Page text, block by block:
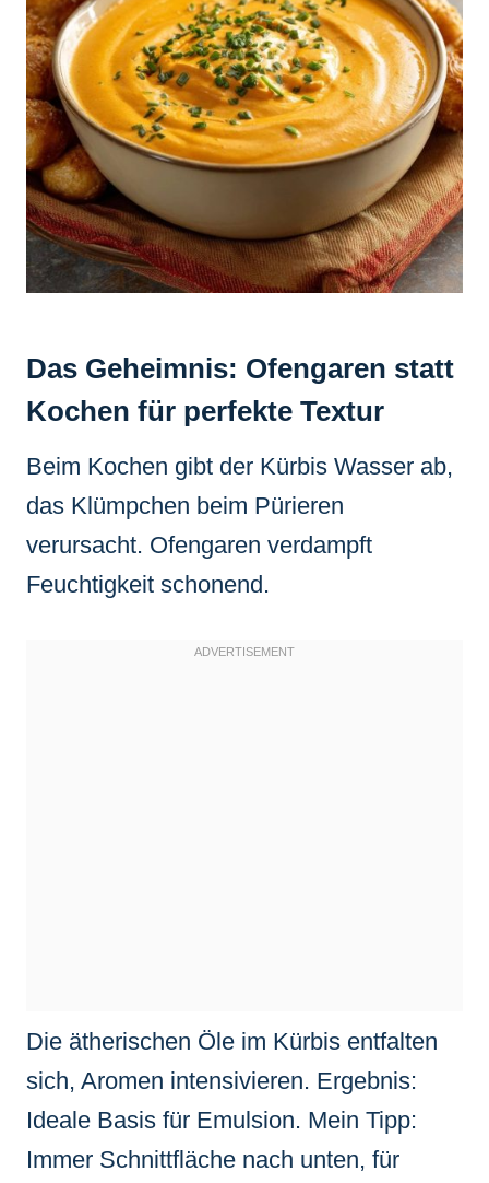
Das Geheimnis: Ofengaren statt
Kochen für perfekte Textur
Beim Kochen gibt der Kürbis Wasser ab,
das Klümpchen beim Pürieren
verursacht. Ofengaren verdampft
Feuchtigkeit schonend.
Die ätherischen Öle im Kürbis entfalten
sich, Aromen intensivieren. Ergebnis:
Ideale Basis für Emulsion. Mein Tipp:
Immer Schnittfläche nach unten, für